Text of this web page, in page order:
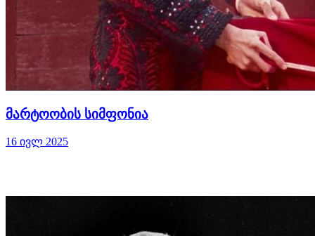
მარტოობის სიმფონია
16 ივლ 2025